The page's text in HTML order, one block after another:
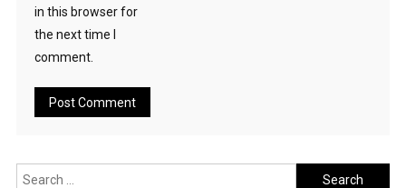
in this browser for
the next time I
comment.
Search